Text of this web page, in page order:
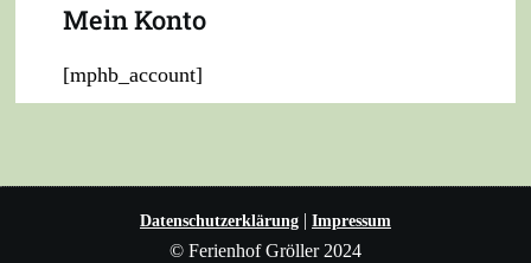
Mein Konto
[mphb_account]
Datenschutzerklärung | Impressum
© Ferienhof Gröller 2024